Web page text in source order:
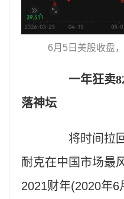
6月5日美股收盘
一年狂卖
落神坛
将时间拉回
耐克在中国市场最
2021财年(2020年6